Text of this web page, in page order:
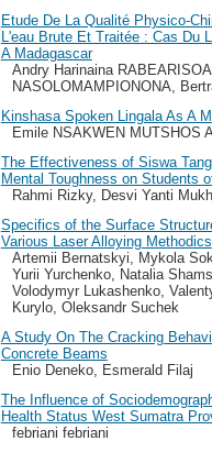
Etude De La Qualité Physico-
L'eau Brute Et Traitée : Cas Du
A Madagascar
Andry Harinaina
NASOLOMAMPIONONA,
Kinshasa Spoken Lingala As A
Emile NSAKWEN MUTSHOS
The Effectiveness of Siswa
Mental Toughness on Students
Rahmi Rizky, Desvi Yanti
Specifics of the Surface
Various Laser Alloying Methodics
Artemii Bernatskyi, Mykola
Yurii Yurchenko, Natalia
Volodymyr Lukashenko,
Kurylo, Oleksandr Suchek
A Study On The Cracking
Concrete Beams
Enio Deneko, Esmerald Filaj
The Influence of
Health Status West Sumatra
febriani febriani